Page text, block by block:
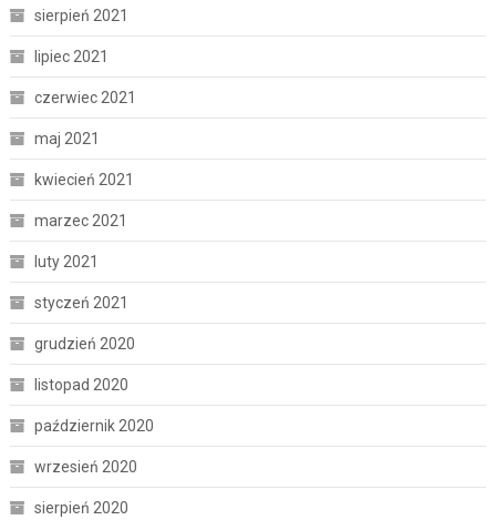
sierpień 2021
lipiec 2021
czerwiec 2021
maj 2021
kwiecień 2021
marzec 2021
luty 2021
styczeń 2021
grudzień 2020
listopad 2020
październik 2020
wrzesień 2020
sierpień 2020